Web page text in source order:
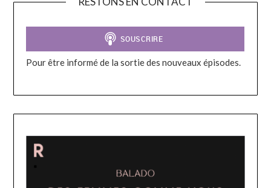
Pour être informé de la sortie des nouveaux épisodes.